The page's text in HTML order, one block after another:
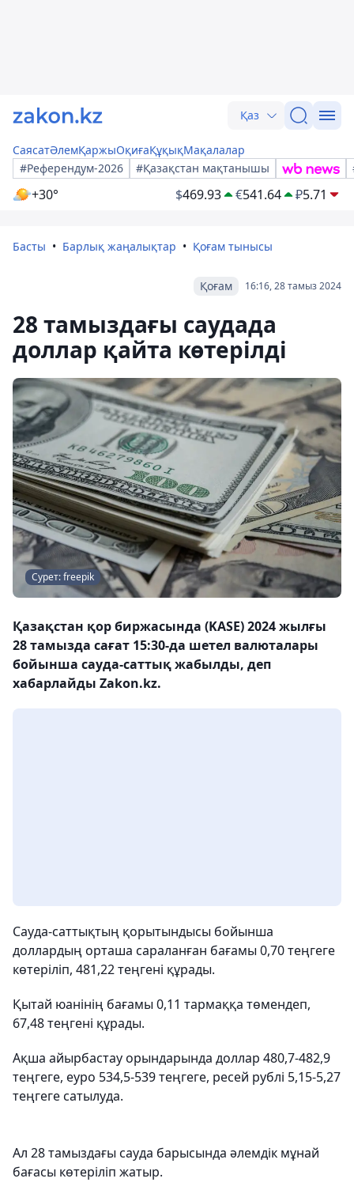
Қаз
СаясатӘлемҚаржыОқиғаҚұқықМақалалар
#Референдум-2026
#Қазақстан мақтанышы
+30° $469.93 €541.64 ₽5.71
Басты Барлық жаңалықтар Қоғам тынысы
16:16, 28 тамыз 2024
Қоғам
28 тамыздағы саудада
доллар қайта көтерілді
Сурет: freepik
Қазақстан қор биржасында (KASE) 2024 жылғы
28 тамызда сағат 15:30-да шетел валюталары
бойынша сауда-саттық жабылды, деп
хабарлайды Zakon.kz.
Сауда-саттықтың қорытындысы бойынша
доллардың орташа сараланған бағамы 0,70 теңгеге
көтеріліп, 481,22 теңгені құрады.
Қытай юанінің бағамы 0,11 тармаққа төмендеп,
67,48 теңгені құрады.
Ақша айырбастау орындарында доллар 480,7-482,9
теңгеге, еуро 534,5-539 теңгеге, ресей рублі 5,15-5,27
теңгеге сатылуда.
Ал 28 тамыздағы сауда барысында әлемдік мұнай
бағасы көтеріліп жатыр.